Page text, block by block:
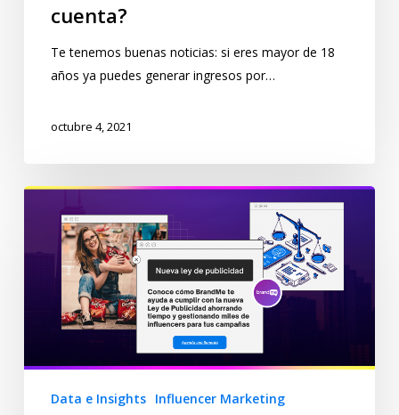
cuenta?
Te tenemos buenas noticias: si eres mayor de 18
años ya puedes generar ingresos por…
octubre 4, 2021
Data e Insights Influencer Marketing